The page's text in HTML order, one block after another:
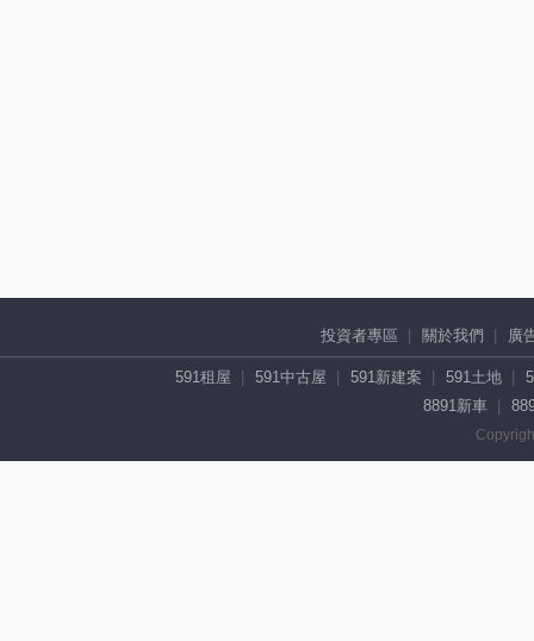
投資者專區 關於我們 廣
591租屋 591中古屋 591新建案 591土地
8891新車